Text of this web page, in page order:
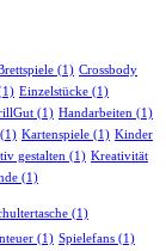
(1) Crossbody
Einzelstücke (1)
(1) Handarbeiten (1)
(1) Kartenspiele (1) Kinder
gestalten (1) Kreativität
(1)
(1)
(1) Spielefans (1)